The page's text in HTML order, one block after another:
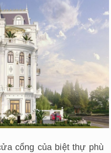
cổng của biệt thự phù